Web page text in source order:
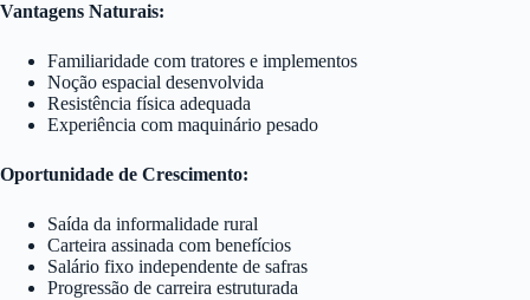
Vantagens Naturais:
Familiaridade com tratores e implementos
Noção espacial desenvolvida
Resistência física adequada
Experiência com maquinário pesado
Oportunidade de Crescimento:
Saída da informalidade rural
Carteira assinada com benefícios
Salário fixo independente de safras
Progressão de carreira estruturada